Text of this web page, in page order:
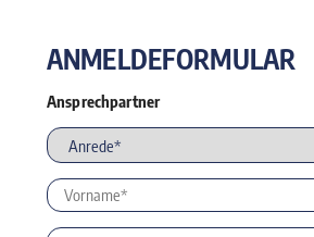
ANMELDEFORMULAR
Ansprechpartner